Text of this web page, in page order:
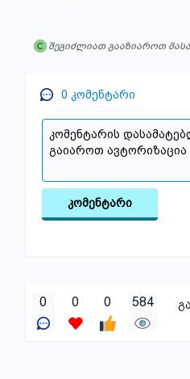
შეგიძლიათ გააზიაროთ
0 კომენტარი
კომენტარი
0 0 0 584